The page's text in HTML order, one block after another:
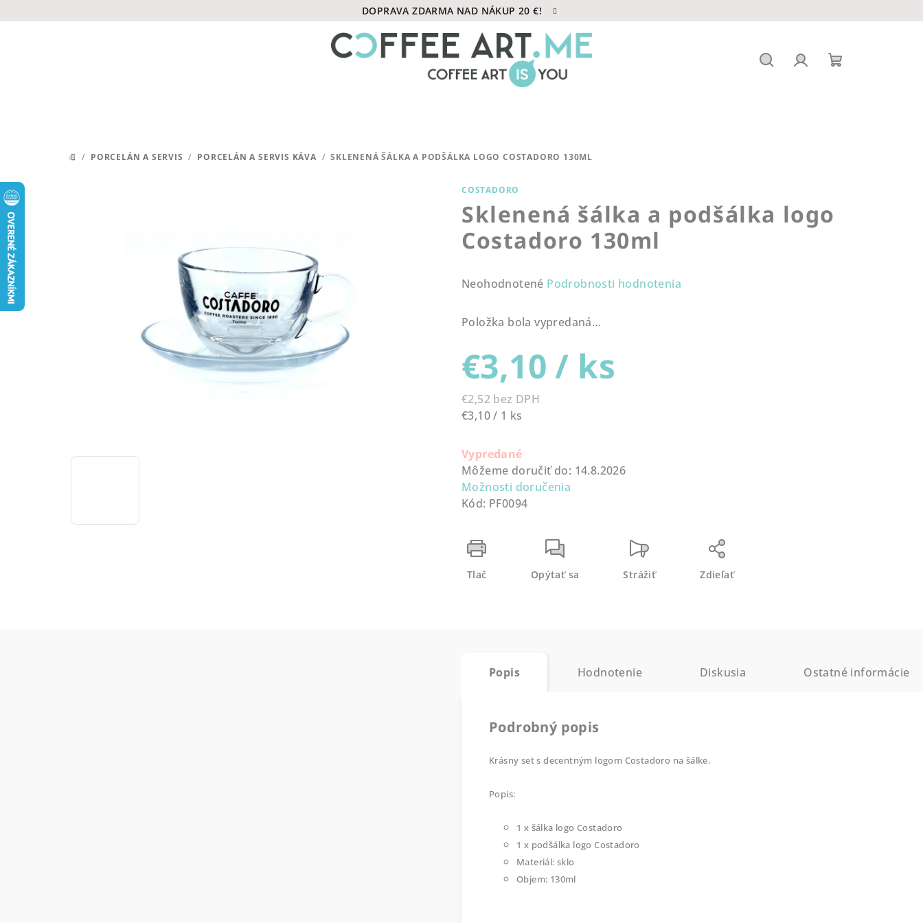
na
DOPRAVA ZDARMA NAD NÁKUP 20 €!
DOMOV
/ PORCELÁN A SERVIS / PORCELÁN A SERVIS KÁVA / SKLENENÁ ŠÁLKA A PODŠÁLKA LOGO COSTADORO 130ML
COSTADORO
Sklenená šálka a podšálka logo
Costadoro 130ml
Priemerné
produktu
z
hviezdičiek.
Neohodnotené Podrobnosti hodnotenia
Položka bola vypredaná…
€3,10/ ks
€2,52 bez DPH
Jednotková
€3,10 / 1 ks
Vypredané
Môžeme doručiť do: 14.8.2026
Možnosti doručenia
Kód: PF0094
Tlač Opýtať sa Strážiť Zdieľať
Popis Hodnotenie Diskusia Ostatné informácie
Podrobný popis
Krásny set s decentným logom Costadoro na šálke.
Popis:
1 x šálka logo Costadoro
1 x podšálka logo Costadoro
Materiál: sklo
Objem: 130ml